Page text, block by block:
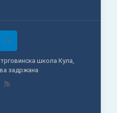
школа Кула,
задржана